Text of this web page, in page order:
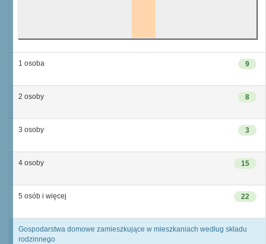
9
1 osoba
8
2 osoby
3
3 osoby
15
4 osoby
22
5 osób i więcej
Gospodarstwa domowe zamieszkujące w mieszkaniach według składu
rodzinnego